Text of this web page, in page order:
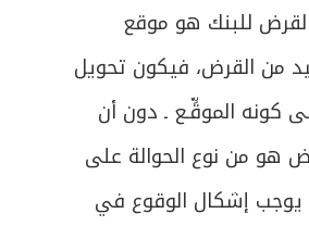
للبنك هو موقع
من القرض، فيكون تحويل
كونه الموقِّـع ـ دون أن
هو من نوع الحوالة على
يوجب إشكال الوقوع في